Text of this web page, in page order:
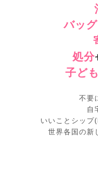
バッ
処分
子ど
不要
自
いいことシッ
世界各国の新